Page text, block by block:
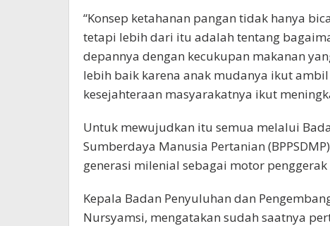
“Konsep ketahanan pangan tidak hanya
tetapi lebih dari itu adalah tentang
depannya dengan kecukupan makanan
lebih baik karena anak mudanya ikut
kesejahteraan masyarakatnya ikut
Untuk mewujudkan itu semua melalui
Sumberdaya Manusia Pertanian
generasi milenial sebagai motor
Kepala Badan Penyuluhan dan
Nursyamsi, mengatakan sudah saatnya